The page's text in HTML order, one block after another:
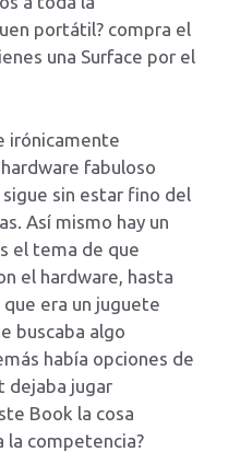
portátil? compra el
una Surface por el
irónicamente
fabuloso
sin estar fino del
Así mismo hay un
el tema de que
el hardware, hasta
era un juguete
buscaba algo
había opciones de
dejaba jugar
Book la cosa
la competencia?